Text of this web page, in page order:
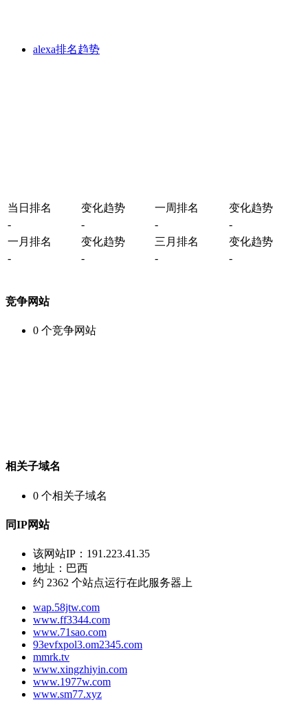
alexa排名趋势
当日排名 变化趋势 一周排名
变化趋势
-
- -
-
一月排名
变化趋势 三月排名
变化趋势
-
- - -
竞争网站
0 个竞争网站
相关子域名
0 个相关子域名
同IP网站
该网站IP： 191.223.41.35
地址： 巴西
约 2362 个站点运行在此服务器上
wap.58jtw.com
www.ff3344.com
www.71sao.com
93evfxpol3.om2345.com
mmrk.tv
www.xingzhiyin.com
www.1977w.com
www.sm77.xyz